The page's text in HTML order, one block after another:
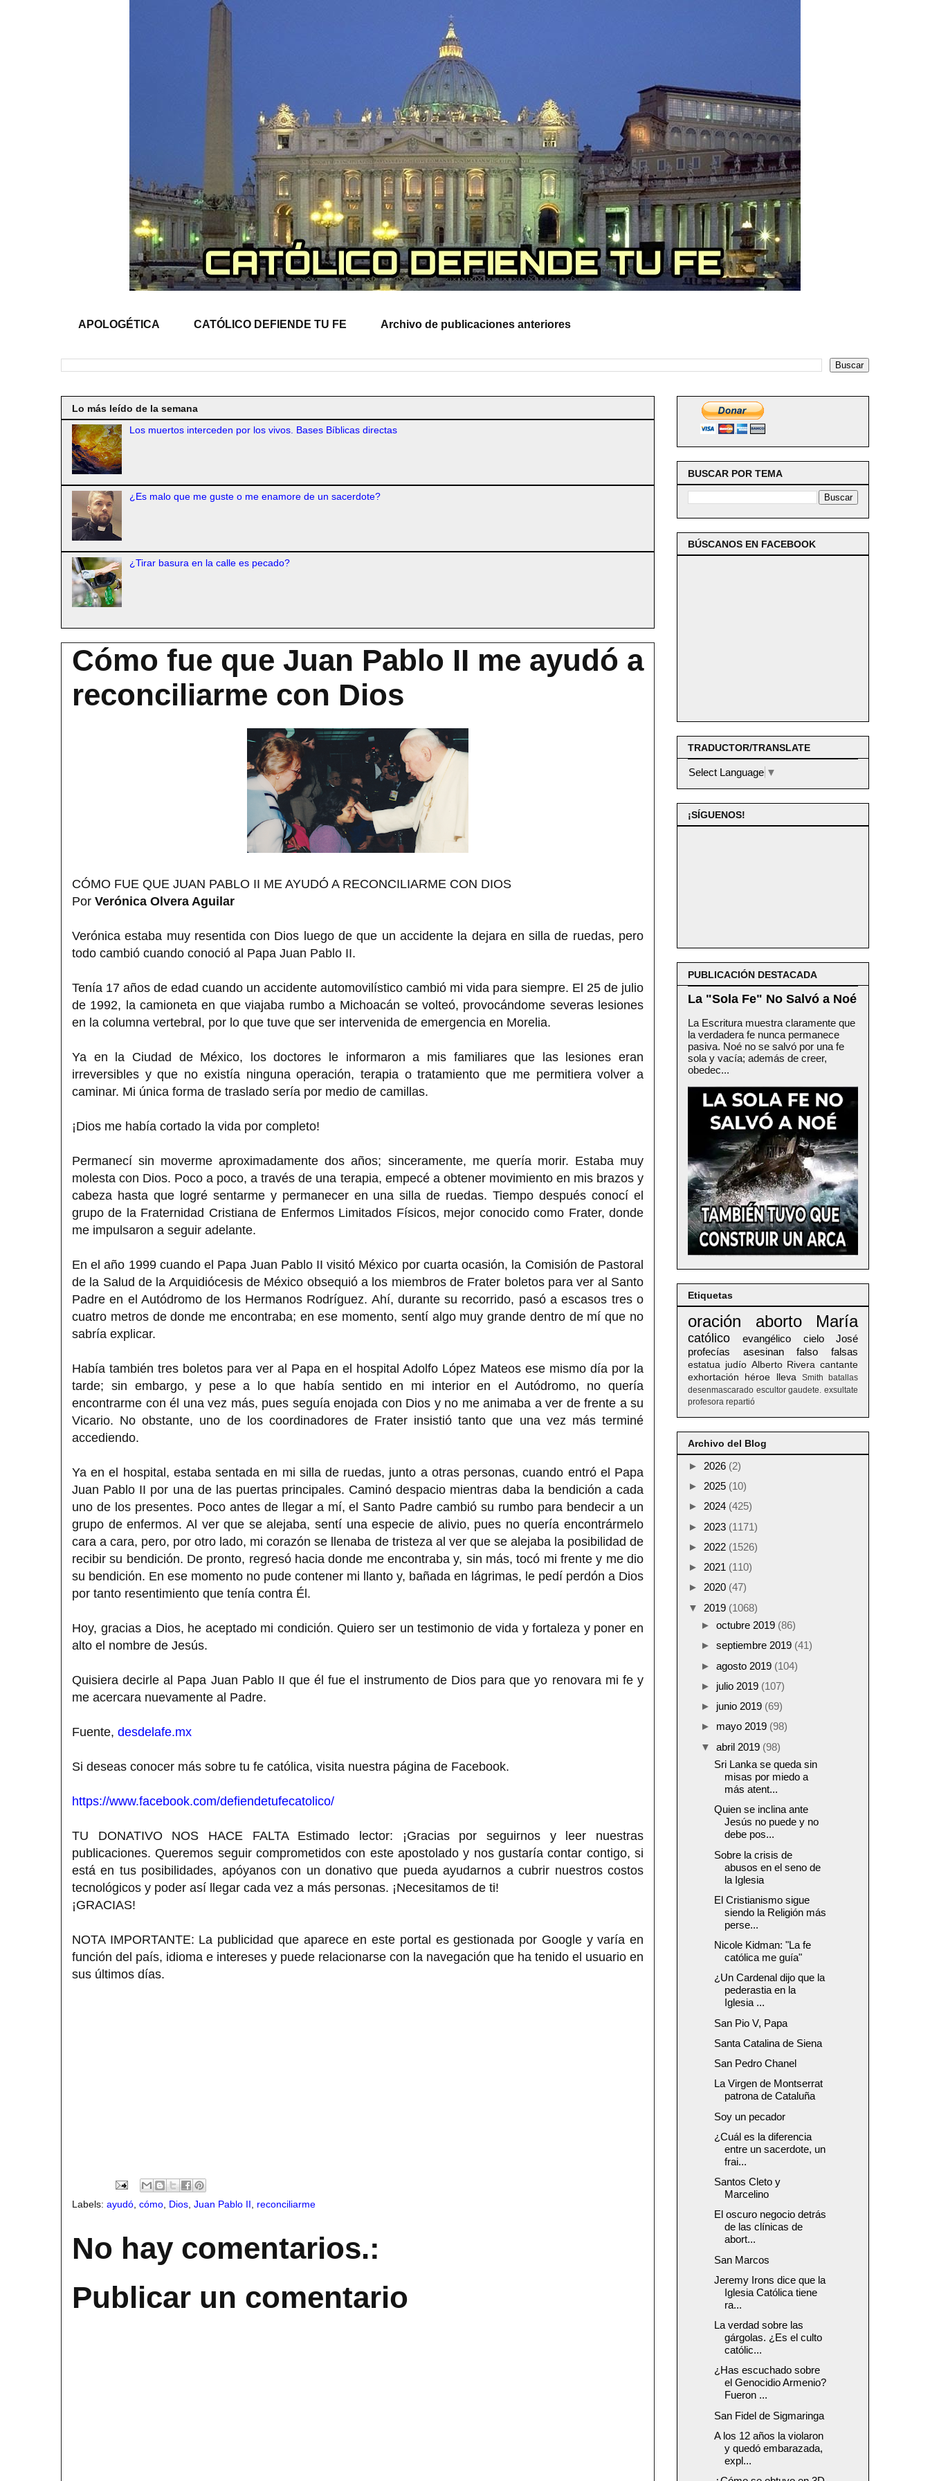
APOLOGÉTICA CATÓLICO DEFIENDE TU FE Archivo de publicaciones anteriores
Lo más leído de la semana
Los muertos interceden por los vivos. Bases Bíblicas directas
¿Es malo que me guste o me enamore de un sacerdote?
¿Tirar basura en la calle es pecado?
Cómo fue que Juan Pablo II me ayudó a
reconciliarme con Dios
CÓMO FUE QUE JUAN PABLO II ME AYUDÓ A RECONCILIARME CON DIOS
Por Verónica Olvera Aguilar
Verónica estaba muy resentida con Dios luego de que un accidente la dejara en silla de ruedas, pero
todo cambió cuando conoció al Papa Juan Pablo II.
Tenía 17 años de edad cuando un accidente automovilístico cambió mi vida para siempre. El 25 de julio
de 1992, la camioneta en que viajaba rumbo a Michoacán se volteó, provocándome severas lesiones
en la columna vertebral, por lo que tuve que ser intervenida de emergencia en Morelia.
Ya en la Ciudad de México, los doctores le informaron a mis familiares que las lesiones eran
irreversibles y que no existía ninguna operación, terapia o tratamiento que me permitiera volver a
caminar. Mi única forma de traslado sería por medio de camillas.
¡Dios me había cortado la vida por completo!
Permanecí sin moverme aproximadamente dos años; sinceramente, me quería morir. Estaba muy
molesta con Dios. Poco a poco, a través de una terapia, empecé a obtener movimiento en mis brazos y
cabeza hasta que logré sentarme y permanecer en una silla de ruedas. Tiempo después conocí el
grupo de la Fraternidad Cristiana de Enfermos Limitados Físicos, mejor conocido como Frater, donde
me impulsaron a seguir adelante.
En el año 1999 cuando el Papa Juan Pablo II visitó México por cuarta ocasión, la Comisión de Pastoral
de la Salud de la Arquidiócesis de México obsequió a los miembros de Frater boletos para ver al Santo
Padre en el Autódromo de los Hermanos Rodríguez. Ahí, durante su recorrido, pasó a escasos tres o
cuatro metros de donde me encontraba; en ese momento, sentí algo muy grande dentro de mí que no
sabría explicar.
Había también tres boletos para ver al Papa en el hospital Adolfo López Mateos ese mismo día por la
tarde; sin embargo, y pese a lo que había sentido en mi interior en el Autódromo, no quería
encontrarme con él una vez más, pues seguía enojada con Dios y no me animaba a ver de frente a su
Vicario. No obstante, uno de los coordinadores de Frater insistió tanto que una vez más terminé
accediendo.
Ya en el hospital, estaba sentada en mi silla de ruedas, junto a otras personas, cuando entró el Papa
Juan Pablo II por una de las puertas principales. Caminó despacio mientras daba la bendición a cada
uno de los presentes. Poco antes de llegar a mí, el Santo Padre cambió su rumbo para bendecir a un
grupo de enfermos. Al ver que se alejaba, sentí una especie de alivio, pues no quería encontrármelo
cara a cara, pero, por otro lado, mi corazón se llenaba de tristeza al ver que se alejaba la posibilidad de
recibir su bendición. De pronto, regresó hacia donde me encontraba y, sin más, tocó mi frente y me dio
su bendición. En ese momento no pude contener mi llanto y, bañada en lágrimas, le pedí perdón a Dios
por tanto resentimiento que tenía contra Él.
Hoy, gracias a Dios, he aceptado mi condición. Quiero ser un testimonio de vida y fortaleza y poner en
alto el nombre de Jesús.
Quisiera decirle al Papa Juan Pablo II que él fue el instrumento de Dios para que yo renovara mi fe y
me acercara nuevamente al Padre.
Fuente, desdelafe.mx
Si deseas conocer más sobre tu fe católica, visita nuestra página de Facebook.
https://www.facebook.com/defiendetufecatolico/
TU DONATIVO NOS HACE FALTA Estimado lector: ¡Gracias por seguirnos y leer nuestras
publicaciones. Queremos seguir comprometidos con este apostolado y nos gustaría contar contigo, si
está en tus posibilidades, apóyanos con un donativo que pueda ayudarnos a cubrir nuestros costos
tecnológicos y poder así llegar cada vez a más personas. ¡Necesitamos de ti!
¡GRACIAS!
NOTA IMPORTANTE: La publicidad que aparece en este portal es gestionada por Google y varía en
función del país, idioma e intereses y puede relacionarse con la navegación que ha tenido el usuario en
sus últimos días.
Labels: ayudó cómo Dios Juan Pablo II reconciliarme
No hay comentarios.:
Publicar un comentario
BUSCAR POR TEMA
BÚSCANOS EN FACEBOOK
TRADUCTOR/TRANSLATE
Select Language ▼
¡SÍGUENOS!
PUBLICACIÓN DESTACADA
La "Sola Fe" No Salvó a Noé
La Escritura muestra claramente que
la verdadera fe nunca permanece
pasiva. Noé no se salvó por una fe
sola y vacía; además de creer,
obedec...
Etiquetas
oración aborto María
católico evangélico cielo
José
profecías
asesinan falso falsas
estatua judío Alberto Rivera cantante
exhortación
héroe lleva Smith
batallas
desenmascarado escultor gaudete. exsultate
profesora repartió
Archivo del Blog
► 2026 (2)
► 2025 (10)
► 2024 (425)
► 2023 (1171)
► 2022 (1526)
► 2021 (110)
► 2020 (47)
▼ 2019 (1068)
► octubre 2019 (86)
► septiembre 2019 (41)
► agosto 2019 (104)
► julio 2019 (107)
► junio 2019 (69)
► mayo 2019 (98)
▼ abril 2019 (98)
Sri Lanka se queda sin
misas por miedo a
más atent...
Quien se inclina ante
Jesús no puede y no
debe pos...
Sobre la crisis de
abusos en el seno de
la Iglesia
El Cristianismo sigue
siendo la Religión más
perse...
Nicole Kidman: "La fe
católica me guía"
¿Un Cardenal dijo que la
pederastia en la
Iglesia ...
San Pio V, Papa
Santa Catalina de Siena
San Pedro Chanel
La Virgen de Montserrat
patrona de Cataluña
Soy un pecador
¿Cuál es la diferencia
entre un sacerdote, un
frai...
Santos Cleto y
Marcelino
El oscuro negocio detrás
de las clínicas de
abort...
San Marcos
Jeremy Irons dice que la
Iglesia Católica tiene
ra...
La verdad sobre las
gárgolas. ¿Es el culto
católic...
¿Has escuchado sobre
el Genocidio Armenio?
Fueron ...
San Fidel de Sigmaringa
A los 12 años la violaron
y quedó embarazada,
expl...